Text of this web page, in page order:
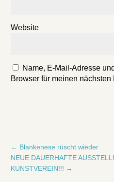
Website
Name, E-Mail-Adresse
Browser für meinen
← Blankenese rüscht wieder
NEUE DAUERHAFTE
KUNSTVEREIN!!! →